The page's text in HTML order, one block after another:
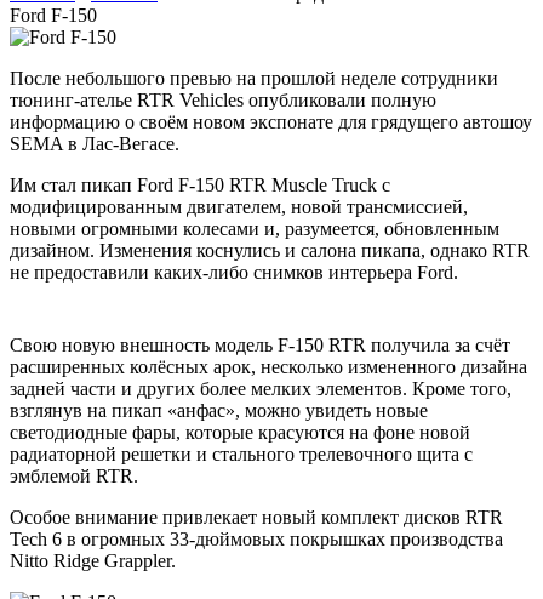
Ford F-150
После небольшого превью на прошлой неделе сотрудники
тюнинг-ателье RTR Vehicles опубликовали полную
информацию о своём новом экспонате для грядущего автошоу
SEMA в Лас-Вегасе.
Им стал пикап Ford F-150 RTR Muscle Truck с
модифицированным двигателем, новой трансмиссией,
новыми огромными колесами и, разумеется, обновленным
дизайном. Изменения коснулись и салона пикапа, однако RTR
не предоставили каких-либо снимков интерьера Ford.
Свою новую внешность модель F-150 RTR получила за счёт
расширенных колёсных арок, несколько измененного дизайна
задней части и других более мелких элементов. Кроме того,
взглянув на пикап «анфас», можно увидеть новые
светодиодные фары, которые красуются на фоне новой
радиаторной решетки и стального трелевочного щита с
эмблемой RTR.
Особое внимание привлекает новый комплект дисков RTR
Tech 6 в огромных 33-дюймовых покрышках производства
Nitto Ridge Grappler.